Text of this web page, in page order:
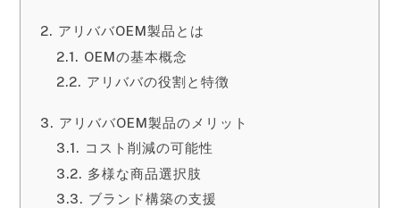
アリババOEM製品とは
OEMの基本概念
アリババの役割と特徴
アリババOEM製品のメリット
コスト削減の可能性
多様な商品選択肢
ブランド構築の支援